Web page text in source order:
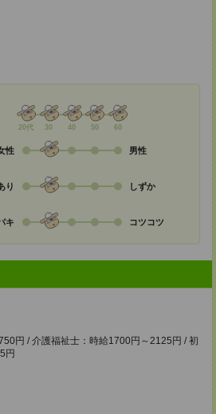
20代 30 40 50 60
性 男性
り しずか
キ コツコツ
円 / 介護福祉士：時給1700円～2125円 / 初
円